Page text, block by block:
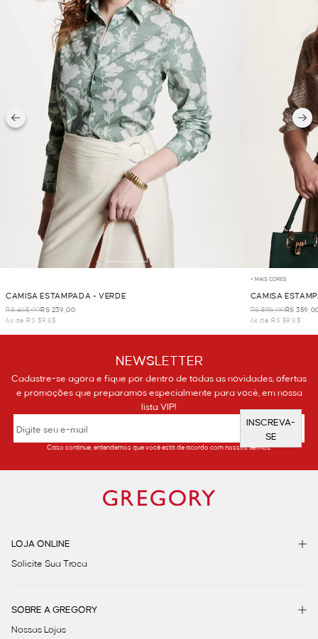
CAMISA ESTAMPADA - VERDE
R$ 465,00R$ 239,00
6x de R$ 39,83
+ MAIS CORES
CAMISA
R$ 598,00R$
6x de R$ 59,83
NEWSLETTER
Cadastre-se agora e fique por dentro de todas as novidades, ofertas
e promoções que preparamos especialmente para você, em nossa
lista VIP!
INSCREVA-
SE
Caso continue, entendemos que você está de acordo com nossos termos.
LOJA ONLINE
Solicite Sua Troca
SOBRE A GREGORY
Nossas Lojas